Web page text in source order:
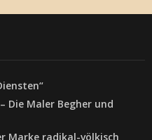
Maler Begher und
Marke radikal-völkisch